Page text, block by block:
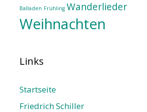
Balladen Frühling Wanderlieder
Weihnachten
Links
Startseite
Friedrich Schiller